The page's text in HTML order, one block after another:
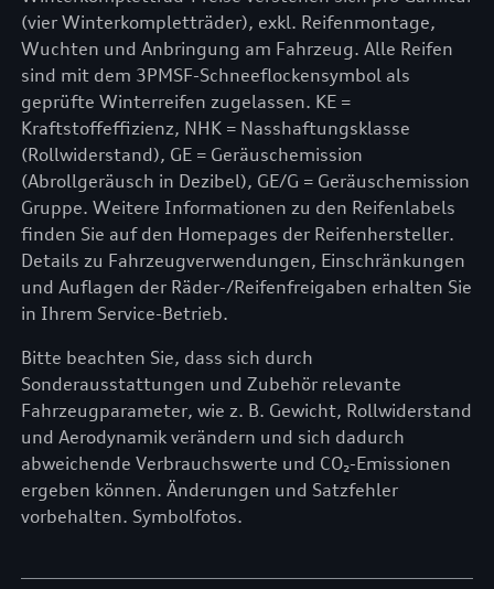
(vier Winterkompletträder), exkl. Reifenmontage,
Wuchten und Anbringung am Fahrzeug. Alle Reifen
sind mit dem 3PMSF-Schneeflockensymbol als
geprüfte Winterreifen zugelassen. KE =
Kraftstoffeffizienz, NHK = Nasshaftungsklasse
(Rollwiderstand), GE = Geräuschemission
(Abrollgeräusch in Dezibel), GE/G = Geräuschemission
Gruppe. Weitere Informationen zu den Reifenlabels
finden Sie auf den Homepages der Reifenhersteller.
Details zu Fahrzeugverwendungen, Einschränkungen
und Auflagen der Räder-/Reifenfreigaben erhalten Sie
in Ihrem Service-Betrieb.
Bitte beachten Sie, dass sich durch
Sonderausstattungen und Zubehör relevante
Fahrzeugparameter, wie z. B. Gewicht, Rollwiderstand
und Aerodynamik verändern und sich dadurch
abweichende Verbrauchswerte und CO₂-Emissionen
ergeben können. Änderungen und Satzfehler
vorbehalten. Symbolfotos.